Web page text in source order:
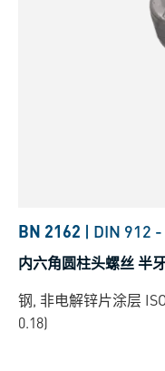
BN 2162 | DIN 912 -
内六角圆柱头螺丝 半
钢, 非电解锌片涂层
0.18)